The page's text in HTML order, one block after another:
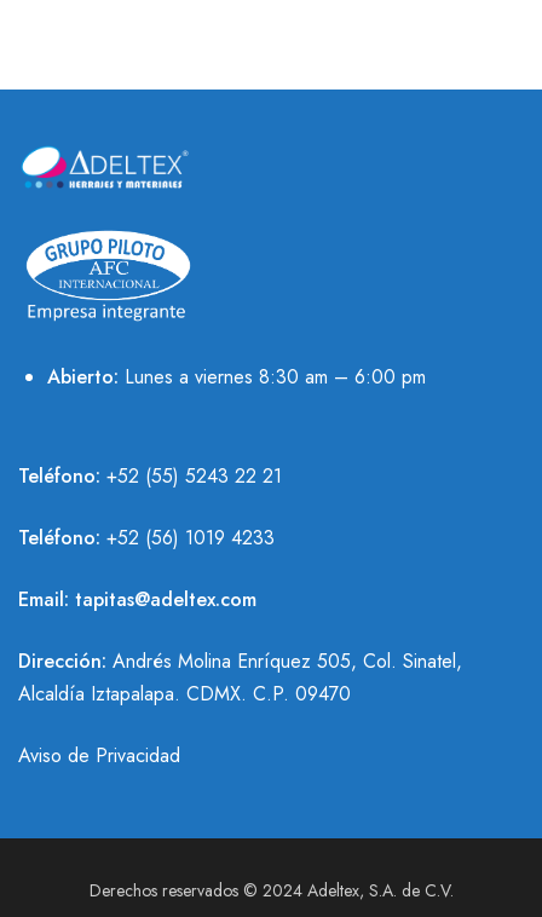
Abierto: Lunes a viernes 8:30 am – 6:00 pm
Teléfono: +52 (55) 5243 22 21
Teléfono: +52 (56) 1019 4233
Email: tapitas@adeltex.com
Dirección: Andrés Molina Enríquez 505, Col. Sinatel,
Alcaldía Iztapalapa. CDMX. C.P. 09470
Aviso de Privacidad
Derechos reservados © 2024 Adeltex, S.A. de C.V.